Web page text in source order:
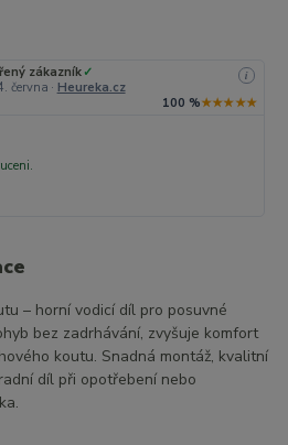
zákazník ✓
června · Heureka.cz
i
100 %★★★★★
– horní vodicí díl pro posuvné
bez zadrhávání, zvyšuje komfort
koutu. Snadná montáž, kvalitní
díl při opotřebení nebo